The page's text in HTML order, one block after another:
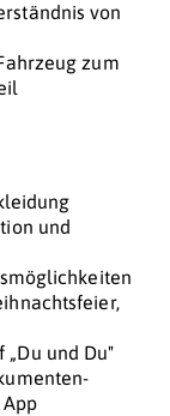
von
zum
und
und Du"